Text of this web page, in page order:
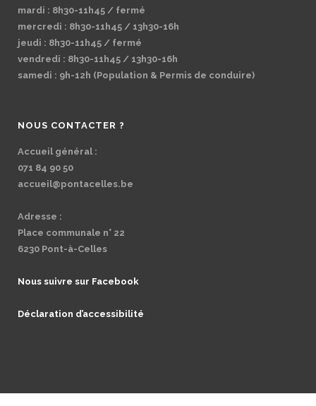
mardi : 8h30-11h45 / fermé
mercredi : 8h30-11h45 / 13h30-16h
jeudi : 8h30-11h45 / fermé
vendredi : 8h30-11h45 / 13h30-16h
samedi : 9h-12h (Population & Permis de conduire)
NOUS CONTACTER ?
Accueil général :
071 84 90 50
accueil@pontacelles.be
Adresse :
Place communale n° 22
6230 Pont-à-Celles
Nous suivre sur Facebook
Déclaration d’accessibilité